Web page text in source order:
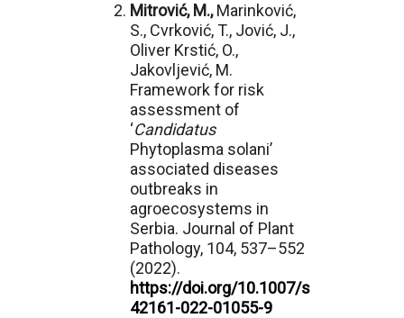
Mitrović, M.,Marinković,
S., Cvrković, T., Jović, J.,
Oliver Krstić, O.,
Jakovljević, M.
Framework for risk
assessment of
‘Candidatus
Phytoplasma solani’
associated diseases
outbreaks in
agroecosystems in
Serbia. Journal of Plant
Pathology, 104, 537–552
(2022).
https://doi.org/10.1007/s
42161-022-01055-9